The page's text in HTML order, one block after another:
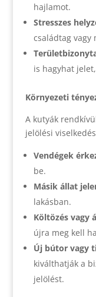
hajlamot.
Stresszes
családtag vagy
is hagyhat
Környezeti
A kutyák
jelölési
Vendégek
be.
Másik állat
lakásban.
Költözés vagy
újra meg kell
Új bútor vagy
kiválthatják a
jelölést.